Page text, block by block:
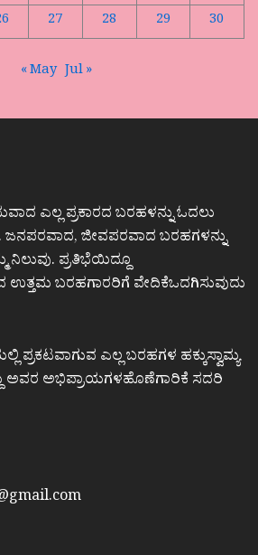
27 28 29 30
« May Jul »
ಎಲ್ಲ ಪ್ರಕಾರದ ಬರಹಳನ್ನು ಓದಲು
ಜನಪರವಾದ, ಜೀವಪರವಾದ ಬರಹಗಳನ್ನು
ನಿಲುವು. ಪ್ರತಿಭೆಯಿದ್ದೂ
ಬರಹಗಾರರಿಗೆ ವೇದಿಕೆಒದಗಿಸುವುದು
ಪ್ರಕಟವಾಗುವ ಎಲ್ಲ ಬರಹಗಳ ಹಕ್ಕುಸ್ವಾಮ್ಯ
ಅವರ ಅಭಿಪ್ರಾಯಗಳಹೊಣೆಗಾರಿಕೆ ಸದರಿ